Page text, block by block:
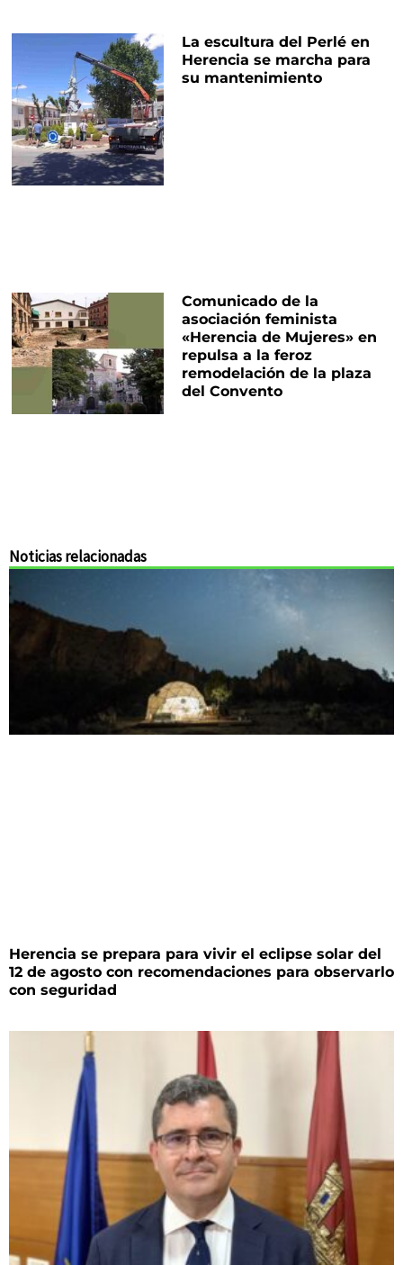
La escultura del Perlé en
Herencia se marcha para
su mantenimiento
Comunicado de la
asociación feminista
«Herencia de Mujeres» en
repulsa a la feroz
remodelación de la plaza
del Convento
Noticias relacionadas
Herencia se prepara para vivir el eclipse solar del
12 de agosto con recomendaciones para observarlo
con seguridad